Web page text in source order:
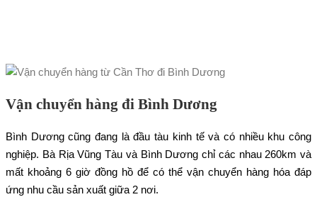
Vận chuyển hàng đi Bình Dương
Bình Dương cũng đang là đầu tàu kinh tế và có nhiều khu công
nghiệp. Bà Rịa Vũng Tàu và Bình Dương chỉ các nhau 260km và
mất khoảng 6 giờ đồng hồ để có thể vận chuyển hàng hóa đáp
ứng nhu cầu sản xuất giữa 2 nơi.